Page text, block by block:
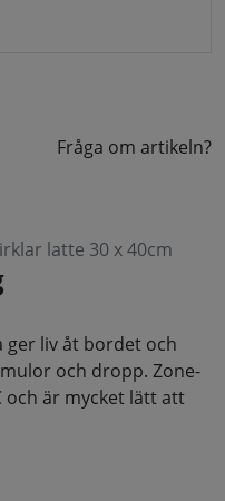
Fråga om artikeln?
latte 30 x 40cm
ger liv åt bordet och
och dropp. Zone-
och är mycket lätt att